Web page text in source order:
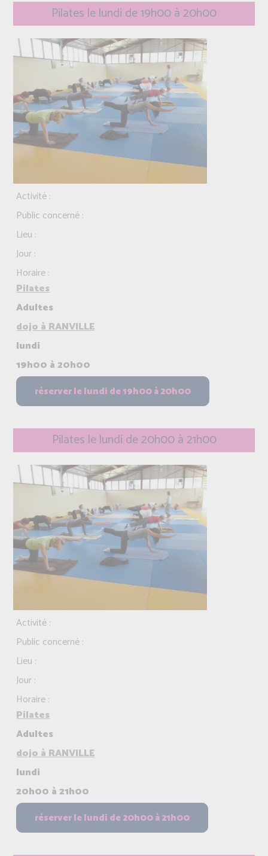
Pilates le lundi de 19h00 à 20h00
Activité :
Public concerné :
Lieu :
Jour :
Horaire :
Pilates
Adultes
dojo à RANVILLE
lundi
19h00 à 20h00
Pilates le lundi de 20h00 à 21h00
Activité :
Public concerné :
Lieu :
Jour :
Horaire :
Pilates
Adultes
dojo à RANVILLE
lundi
20h00 à 21h00